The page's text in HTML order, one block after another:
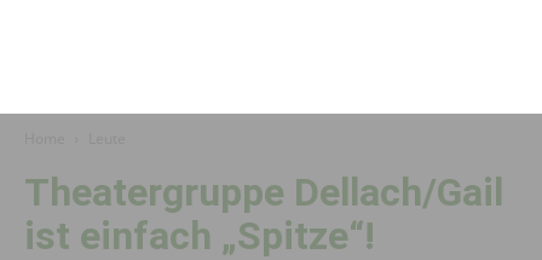
Theatergruppe Dellach/Gail
ist einfach „Spitze“!